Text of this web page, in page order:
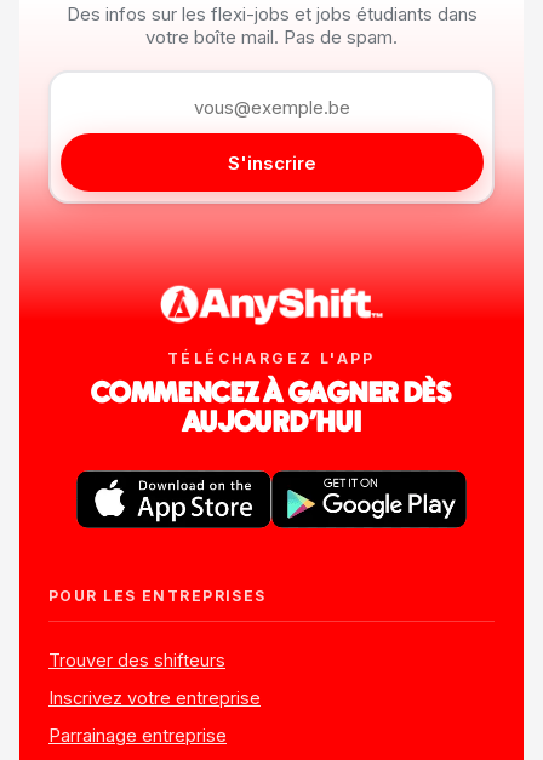
Des infos sur les flexi-jobs et jobs étudiants dans
votre boîte mail. Pas de spam.
S'inscrire
TÉLÉCHARGEZ L'APP
COMMENCEZ À GAGNER DÈS
AUJOURD'HUI
POUR LES ENTREPRISES
Trouver des shifteurs
Inscrivez votre entreprise
Parrainage entreprise